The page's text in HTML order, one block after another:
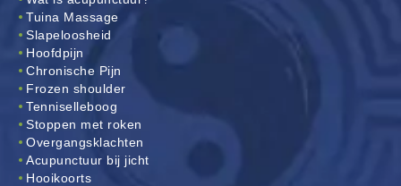
Tuina Massage
Slapeloosheid
Hoofdpijn
Chronische Pijn
Frozen shoulder
Tenniselleboog
Stoppen met roken
Overgangsklachten
Acupunctuur bij jicht
Hooikoorts